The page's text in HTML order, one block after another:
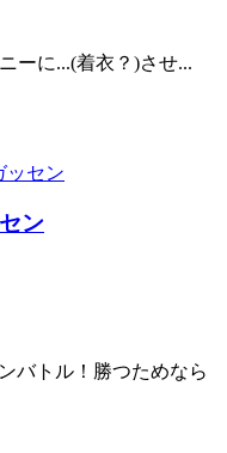
ーに...(着衣？)させ...
ン
バトル！勝つためなら